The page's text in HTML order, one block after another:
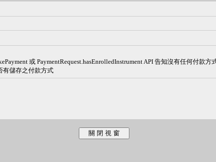
或 PaymentRequest.hasEnrolledInstrument API 告知沒有任何付款方
有儲存之付款方式